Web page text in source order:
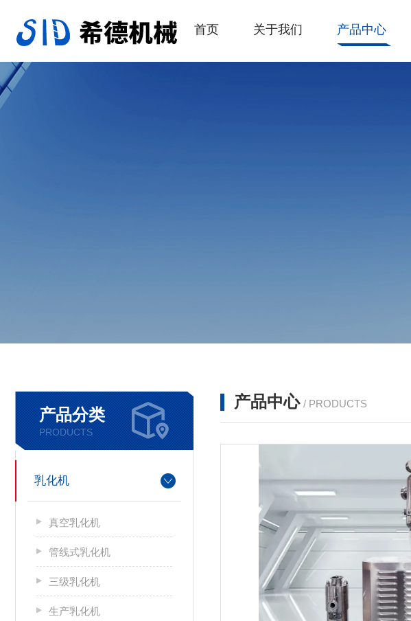
首页 关于我们 产品中心
产品分类
PRODUCTS
乳化机
真空乳化机
管线式乳化机
三级乳化机
生产乳化机
产品中心 / PRODUCTS